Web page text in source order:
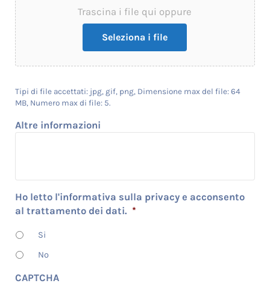
Trascina i file qui oppure
Seleziona i file
Tipi di file accettati: jpg, gif, png, Dimensione max del file: 64
MB, Numero max di file: 5.
Altre informazioni
Ho letto l'informativa sulla privacy e acconsento
al trattamento dei dati. *
Si
No
CAPTCHA